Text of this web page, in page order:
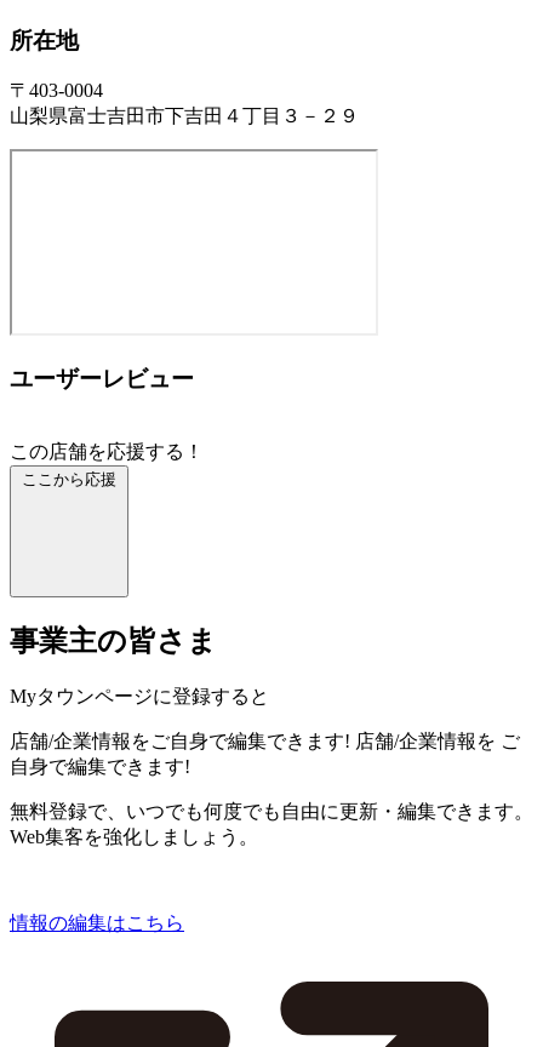
所在地
〒403-0004
山梨県富士吉田市下吉田４丁目３－２９
ユーザーレビュー
この店舗を応援する！
ここから応援
事業主の皆さま
Myタウンページに登録すると
店舗/企業情報をご自身で編集できます! 店舗/企業情報を ご
自身で編集できます!
無料登録で、いつでも何度でも自由に更新・編集できます。
Web集客を強化しましょう。
情報の編集はこちら